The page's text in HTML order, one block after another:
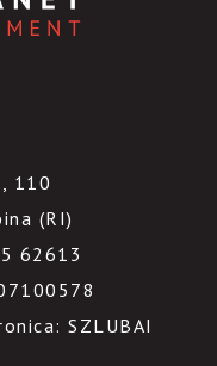
110
(RI)
62613
SZLUBAI